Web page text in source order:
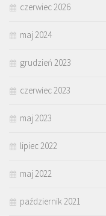
czerwiec 2026
maj 2024
grudzień 2023
czerwiec 2023
maj 2023
lipiec 2022
maj 2022
październik 2021